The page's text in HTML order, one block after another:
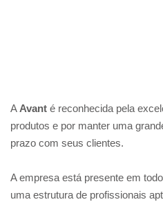
A Avant é reconhecida pela
produtos e por manter uma
prazo com seus clientes.
A empresa está presente em
uma estrutura de profissionais